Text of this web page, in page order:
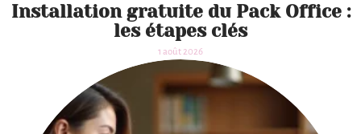
Installation gratuite du Pack Office :
les étapes clés
1 août 2026